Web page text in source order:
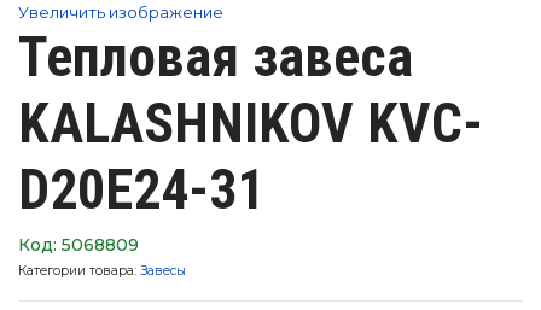
Увеличить изображение
Тепловая завеса
KALASHNIKOV KVC-
D20E24-31
Код: 5068809
Категории товара: Завесы